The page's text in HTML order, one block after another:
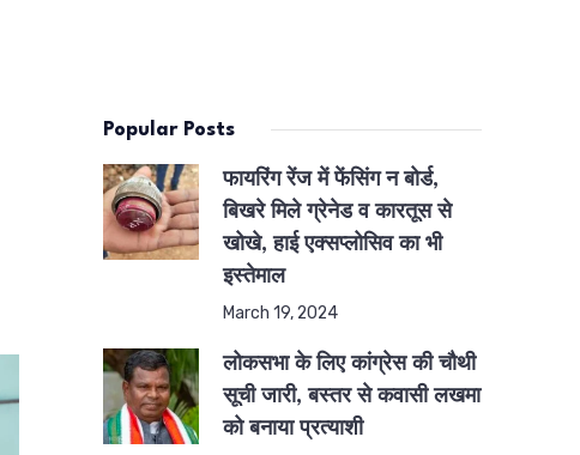
Popular Posts
फायरिंग रेंज में फेंसिंग न बोर्ड,
बिखरे मिले ग्रेनेड व कारतूस से
खोखे, हाई एक्सप्लोसिव का भी
इस्तेमाल
March 19, 2024
लोकसभा के लिए कांग्रेस की चौथी
सूची जारी, बस्तर से कवासी लखमा
को बनाया प्रत्याशी